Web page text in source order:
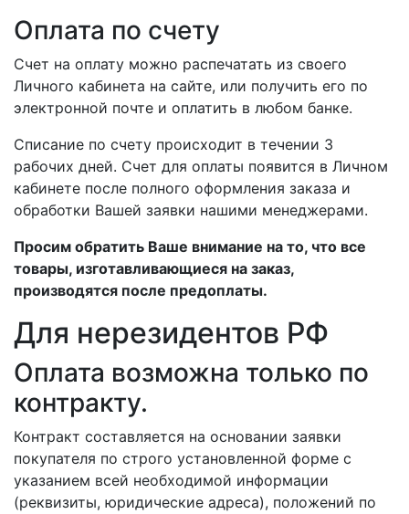
Оплата по счету
Счет на оплату можно распечатать из своего
Личного кабинета на сайте, или получить его по
электронной почте и оплатить в любом банке.
Списание по счету происходит в течении 3
рабочих дней. Счет для оплаты появится в Личном
кабинете после полного оформления заказа и
обработки Вашей заявки нашими менеджерами.
Просим обратить Ваше внимание на то, что все
товары, изготавливающиеся на заказ,
производятся после предоплаты.
Для нерезидентов РФ
Оплата возможна только по
контракту.
Контракт составляется на основании заявки
покупателя по строго установленной форме с
указанием всей необходимой информации
(реквизиты, юридические адреса), положений по